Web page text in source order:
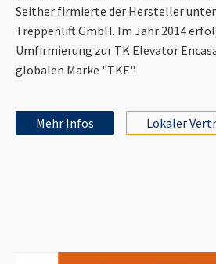
Seither firmierte der Hersteller
Treppenlift GmbH. Im Jahr 2014
Umfirmierung zur TK Elevator
globalen Marke "TKE".
Mehr Infos Lokaler